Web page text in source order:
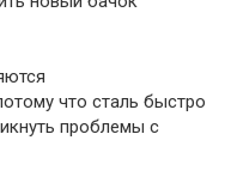
что сталь быстро
проблемы с